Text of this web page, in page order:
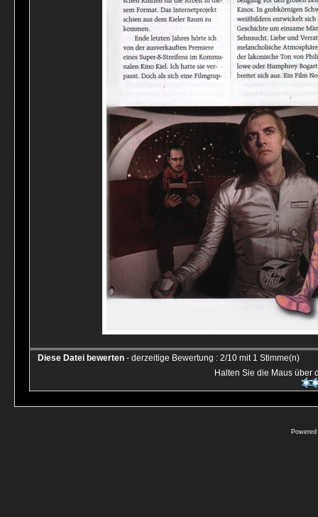
Diese Datei bewerten - derzeitige Bewertung : 2/10 mit 1 Stimme(n)
Halten Sie die Maus über